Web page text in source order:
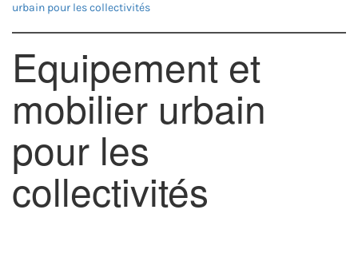
urbain pour les collectivités
Equipement et
mobilier urbain
pour les
collectivités